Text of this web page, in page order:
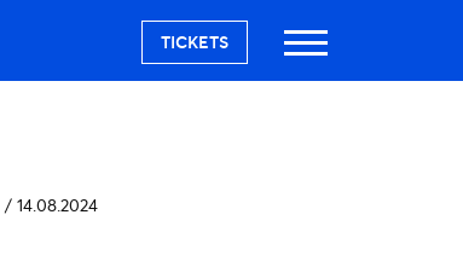
TICKETS
/ 14.08.2024